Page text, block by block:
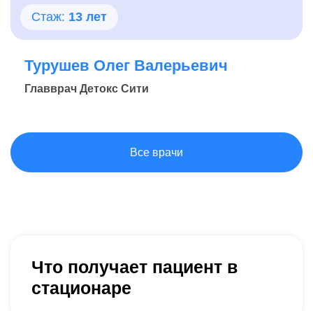
Стаж: 13 лет
Турушев Олег Валерьевич
Главврач Детокс Сити
Все врачи
Что получает пациент в
стационаре